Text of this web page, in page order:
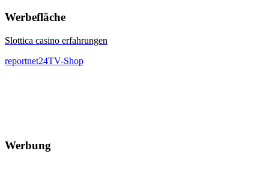
Werbefläche
Slottica casino erfahrungen
reportnet24TV-Shop
Werbung